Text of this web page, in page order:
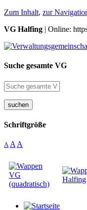
Zum Inhalt, zur
VG Halfing | Online:
Suche gesamte VG
suchen
Schriftgröße
A A A